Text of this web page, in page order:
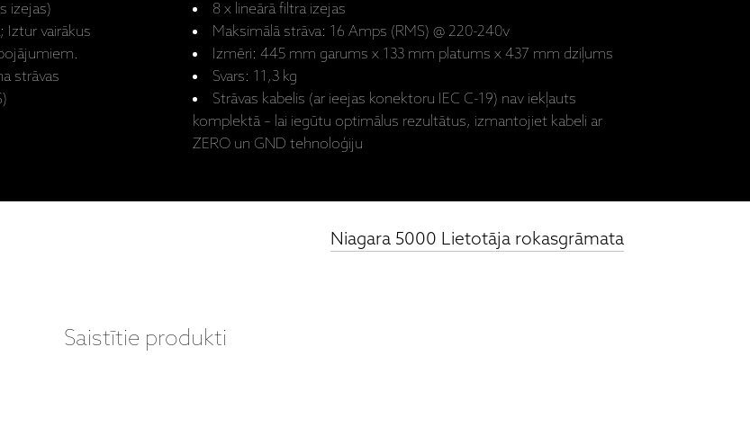
izejas)
Iztur vairākus
strāvas
8 x lineārā filtra izejas
Maksimālā strāva: 16 Amps (RMS) @ 220-240v
Izmēri: 445 mm garums x 133 mm platums x 437 mm dziļums
Svars: 11,3 kg
Strāvas kabelis (ar ieejas konektoru IEC C-19) nav iekļauts
komplektā – lai iegūtu optimālus rezultātus, izmantojiet kabeli ar
ZERO un GND tehnoloģiju
Niagara 5000 Lietotāja rokasgrāmata
Saistītie produkti